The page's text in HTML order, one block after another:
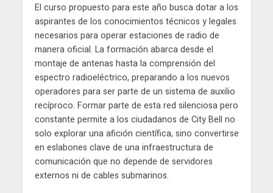
El curso propuesto para este año busca dotar a los
aspirantes de los conocimientos técnicos y legales
necesarios para operar estaciones de radio de
manera oficial. La formación abarca desde el
montaje de antenas hasta la comprensión del
espectro radioeléctrico, preparando a los nuevos
operadores para ser parte de un sistema de auxilio
recíproco. Formar parte de esta red silenciosa pero
constante permite a los ciudadanos de City Bell no
solo explorar una afición científica, sino convertirse
en eslabones clave de una infraestructura de
comunicación que no depende de servidores
externos ni de cables submarinos.